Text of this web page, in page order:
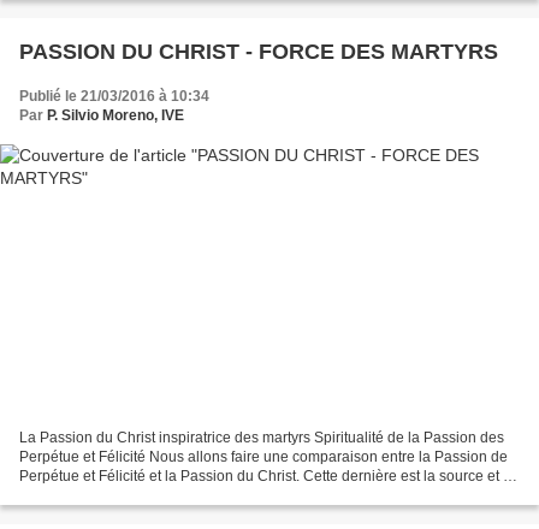
PASSION DU CHRIST - FORCE DES MARTYRS
Publié le 21/03/2016 à 10:34
Par P. Silvio Moreno, IVE
La Passion du Christ inspiratrice des martyrs Spiritualité de la Passion des
Perpétue et Félicité Nous allons faire une comparaison entre la Passion de
Perpétue et Félicité et la Passion du Christ. Cette dernière est la source et la